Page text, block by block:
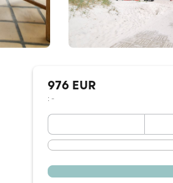
976 EUR
: -